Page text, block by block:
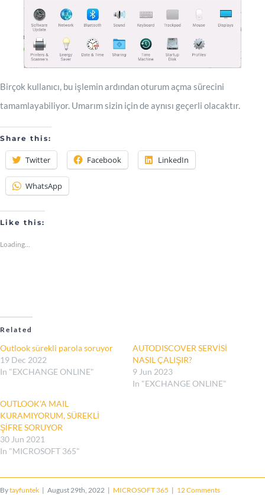
Birçok kullanıcı, bu işlemin ardından oturum açma sürecini
tamamlayabiliyor. Umarım sizin için de aynısı geçerli olacaktır.
Share this:
Twitter Facebook LinkedIn
WhatsApp
Like this:
Loading...
Related
Outlook sürekli parola soruyor
19 Dec 2022
In "EXCHANGE ONLINE"
AUTODISCOVER SERVİSİ
NASIL ÇALIŞIR?
9 Jun 2023
In "EXCHANGE ONLINE"
OUTLOOK’A MAIL
KURAMIYORUM, SÜREKLİ
ŞİFRE SORUYOR
30 Jun 2021
In "MICROSOFT 365"
Bytayfuntek | August 29th, 2022 | MICROSOFT 365 | 12 Comments